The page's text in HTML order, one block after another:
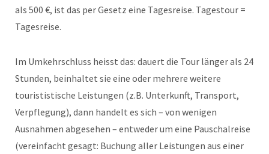
als 500 €, ist das per Gesetz eine Tagesreise. Tagestour =
Tagesreise.
Im Umkehrschluss heisst das: dauert die Tour länger als 24
Stunden, beinhaltet sie eine oder mehrere weitere
tourististische Leistungen (z.B. Unterkunft, Transport,
Verpflegung), dann handelt es sich – von wenigen
Ausnahmen abgesehen – entweder um eine Pauschalreise
(vereinfacht gesagt: Buchung aller Leistungen aus einer